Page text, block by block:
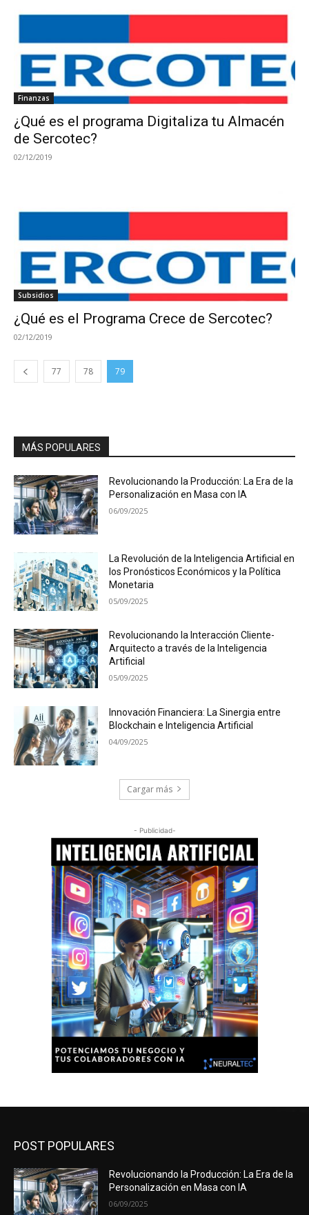
Finanzas
¿Qué es el programa Digitaliza tu Almacén
de Sercotec?
02/12/2019
Subsidios
¿Qué es el Programa Crece de Sercotec?
02/12/2019
77 78 79
MÁS POPULARES
Revolucionando la Producción: La Era de la
Personalización en Masa con IA
06/09/2025
La Revolución de la Inteligencia Artificial en
los Pronósticos Económicos y la Política
Monetaria
05/09/2025
Revolucionando la Interacción Cliente-
Arquitecto a través de la Inteligencia
Artificial
05/09/2025
Innovación Financiera: La Sinergia entre
Blockchain e Inteligencia Artificial
04/09/2025
Cargar más
- Publicidad-
POST POPULARES
Revolucionando la Producción: La Era de la
Personalización en Masa con IA
06/09/2025